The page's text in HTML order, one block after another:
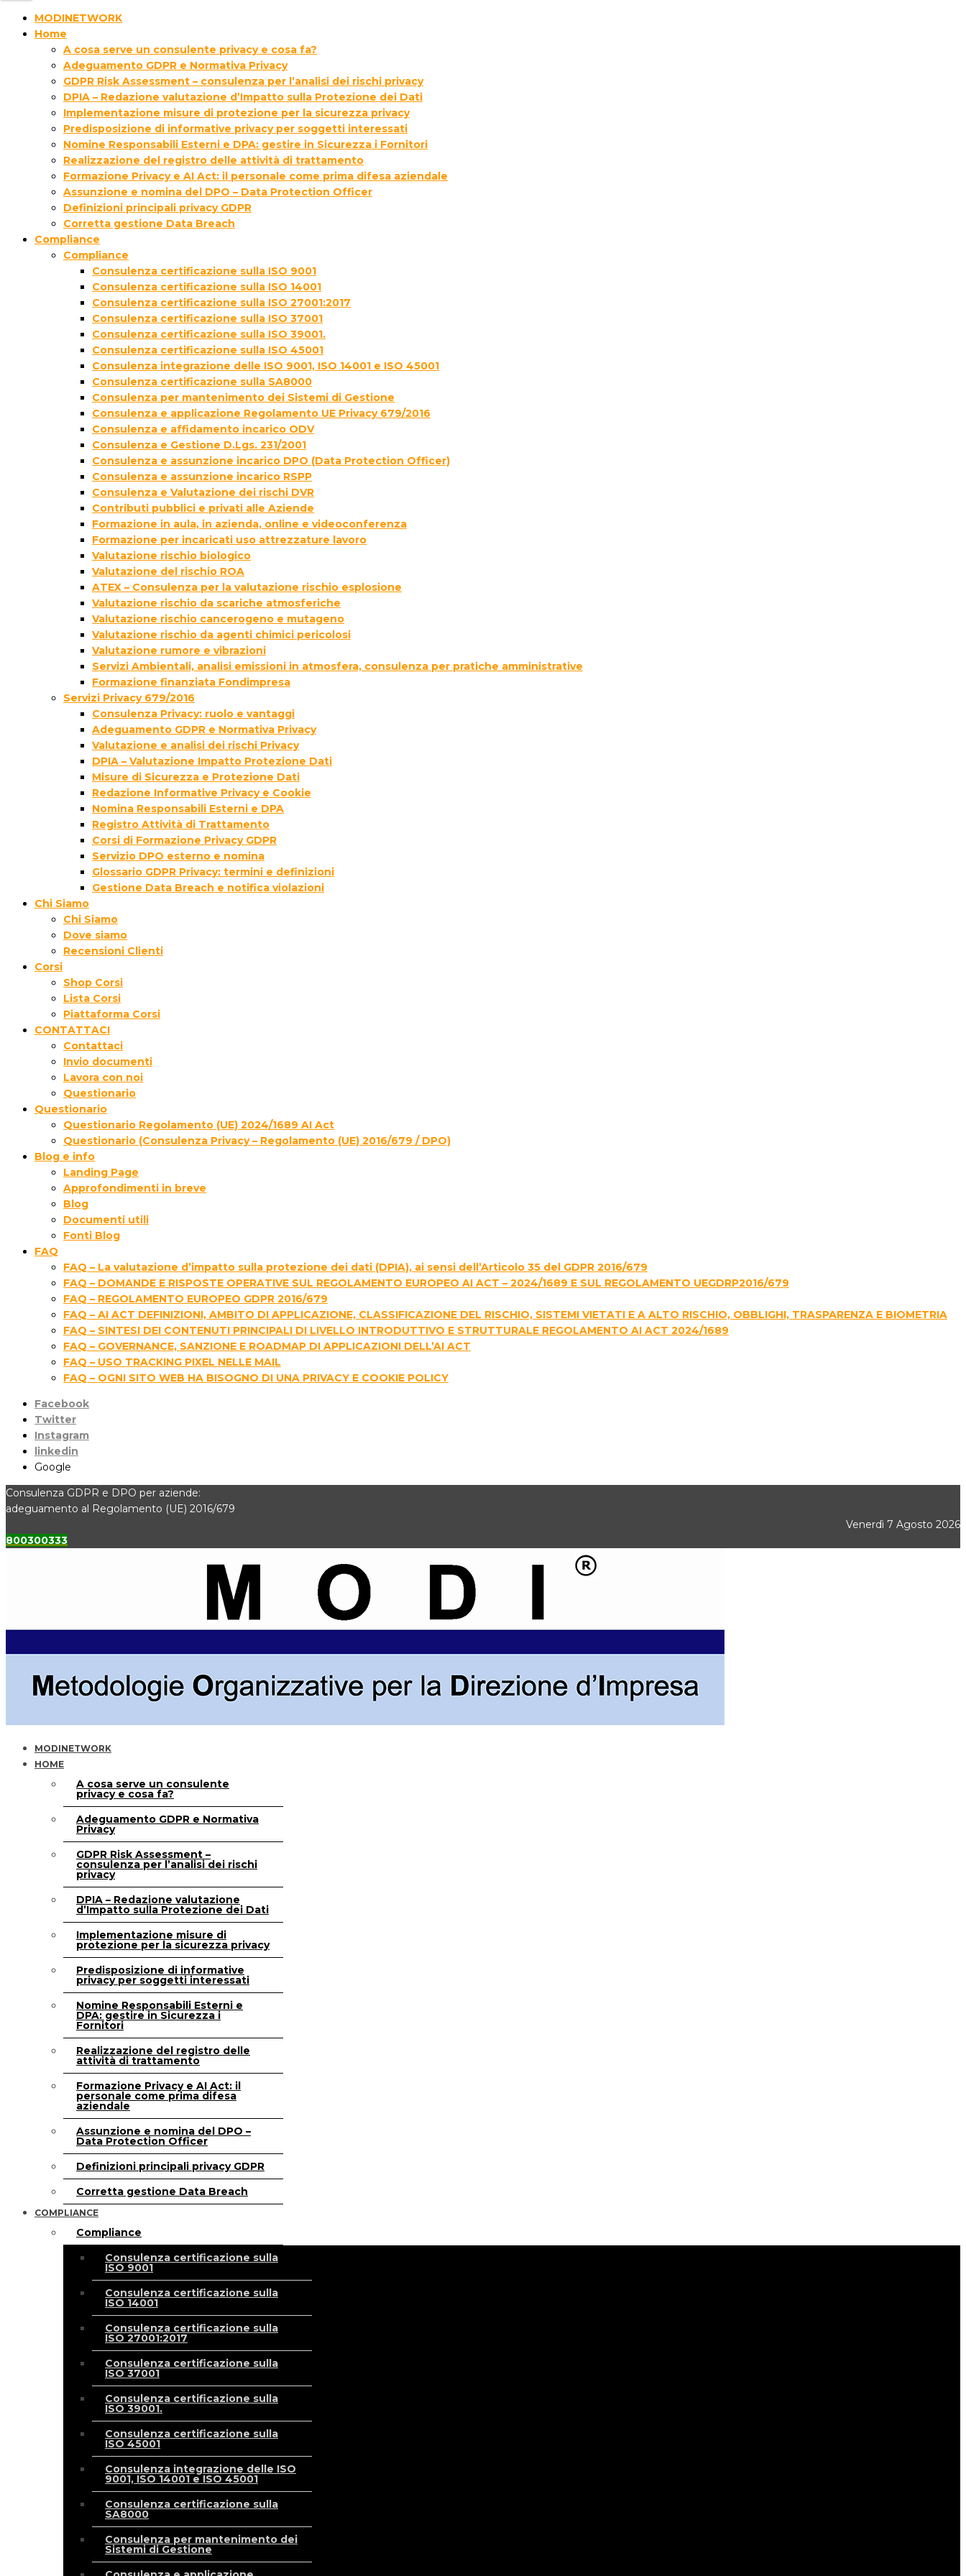
MODINETWORK
Home
A cosa serve un consulente privacy e cosa fa?
Adeguamento GDPR e Normativa Privacy
GDPR Risk Assessment – consulenza per l’analisi dei rischi privacy
DPIA – Redazione valutazione d’Impatto sulla Protezione dei Dati
Implementazione misure di protezione per la sicurezza privacy
Predisposizione di informative privacy per soggetti interessati
Nomine Responsabili Esterni e DPA: gestire in Sicurezza i Fornitori
Realizzazione del registro delle attività di trattamento
Formazione Privacy e AI Act: il personale come prima difesa aziendale
Assunzione e nomina del DPO – Data Protection Officer
Definizioni principali privacy GDPR
Corretta gestione Data Breach
Compliance
Compliance
Consulenza certificazione sulla ISO 9001
Consulenza certificazione sulla ISO 14001
Consulenza certificazione sulla ISO 27001:2017
Consulenza certificazione sulla ISO 37001
Consulenza certificazione sulla ISO 39001.
Consulenza certificazione sulla ISO 45001
Consulenza integrazione delle ISO 9001, ISO 14001 e ISO 45001
Consulenza certificazione sulla SA8000
Consulenza per mantenimento dei Sistemi di Gestione
Consulenza e applicazione Regolamento UE Privacy 679/2016
Consulenza e affidamento incarico ODV
Consulenza e Gestione D.Lgs. 231/2001
Consulenza e assunzione incarico DPO (Data Protection Officer)
Consulenza e assunzione incarico RSPP
Consulenza e Valutazione dei rischi DVR
Contributi pubblici e privati alle Aziende
Formazione in aula, in azienda, online e videoconferenza
Formazione per incaricati uso attrezzature lavoro
Valutazione rischio biologico
Valutazione del rischio ROA
ATEX – Consulenza per la valutazione rischio esplosione
Valutazione rischio da scariche atmosferiche
Valutazione rischio cancerogeno e mutageno
Valutazione rischio da agenti chimici pericolosi
Valutazione rumore e vibrazioni
Servizi Ambientali, analisi emissioni in atmosfera, consulenza per pratiche amministrative
Formazione finanziata Fondimpresa
Servizi Privacy 679/2016
Consulenza Privacy: ruolo e vantaggi
Adeguamento GDPR e Normativa Privacy
Valutazione e analisi dei rischi Privacy
DPIA – Valutazione Impatto Protezione Dati
Misure di Sicurezza e Protezione Dati
Redazione Informative Privacy e Cookie
Nomina Responsabili Esterni e DPA
Registro Attività di Trattamento
Corsi di Formazione Privacy GDPR
Servizio DPO esterno e nomina
Glossario GDPR Privacy: termini e definizioni
Gestione Data Breach e notifica violazioni
Chi Siamo
Chi Siamo
Dove siamo
Recensioni Clienti
Corsi
Shop Corsi
Lista Corsi
Piattaforma Corsi
CONTATTACI
Contattaci
Invio documenti
Lavora con noi
Questionario
Questionario
Questionario Regolamento (UE) 2024/1689 AI Act
Questionario (Consulenza Privacy – Regolamento (UE) 2016/679 / DPO)
Blog e info
Landing Page
Approfondimenti in breve
Blog
Documenti utili
Fonti Blog
FAQ
FAQ – La valutazione d’impatto sulla protezione dei dati (DPIA), ai sensi dell’Articolo 35 del GDPR 2016/679
FAQ – DOMANDE E RISPOSTE OPERATIVE SUL REGOLAMENTO EUROPEO AI ACT – 2024/1689 E SUL REGOLAMENTO UEGDRP2016/679
FAQ – REGOLAMENTO EUROPEO GDPR 2016/679
FAQ – AI ACT DEFINIZIONI, AMBITO DI APPLICAZIONE, CLASSIFICAZIONE DEL RISCHIO, SISTEMI VIETATI E A ALTO RISCHIO, OBBLIGHI, TRASPARENZA E BIOMETRIA
FAQ – SINTESI DEI CONTENUTI PRINCIPALI DI LIVELLO INTRODUTTIVO E STRUTTURALE REGOLAMENTO AI ACT 2024/1689
FAQ – GOVERNANCE, SANZIONE E ROADMAP DI APPLICAZIONI DELL’AI ACT
FAQ – USO TRACKING PIXEL NELLE MAIL
FAQ – OGNI SITO WEB HA BISOGNO DI UNA PRIVACY E COOKIE POLICY
Facebook
Twitter
Instagram
linkedin
Google
Consulenza GDPR e DPO per aziende:
adeguamento al Regolamento (UE) 2016/679
Venerdì 7 Agosto 2026
800300333
MODINETWORK
HOME
A cosa serve un consulente
privacy e cosa fa?
Adeguamento GDPR e Normativa
Privacy
GDPR Risk Assessment –
consulenza per l’analisi dei rischi
privacy
DPIA – Redazione valutazione
d’Impatto sulla Protezione dei Dati
Implementazione misure di
protezione per la sicurezza privacy
Predisposizione di informative
privacy per soggetti interessati
Nomine Responsabili Esterni e
DPA: gestire in Sicurezza i
Fornitori
Realizzazione del registro delle
attività di trattamento
Formazione Privacy e AI Act: il
personale come prima difesa
aziendale
Assunzione e nomina del DPO –
Data Protection Officer
Definizioni principali privacy GDPR
Corretta gestione Data Breach
COMPLIANCE
Compliance
Consulenza certificazione sulla
ISO 9001
Consulenza certificazione sulla
ISO 14001
Consulenza certificazione sulla
ISO 27001:2017
Consulenza certificazione sulla
ISO 37001
Consulenza certificazione sulla
ISO 39001.
Consulenza certificazione sulla
ISO 45001
Consulenza integrazione delle ISO
9001, ISO 14001 e ISO 45001
Consulenza certificazione sulla
SA8000
Consulenza per mantenimento dei
Sistemi di Gestione